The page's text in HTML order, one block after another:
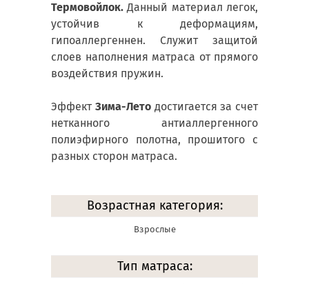
Термовойлок. Данный материал легок,
устойчив к деформациям,
гипоаллергеннен. Служит защитой
слоев наполнения матраса от прямого
воздействия пружин.
Эффект Зима-Летодостигается за счет
нетканного антиаллергенного
полиэфирного полотна, прошитого с
разных сторон матраса.
Возрастная категория:
Взрослые
Тип матраса: